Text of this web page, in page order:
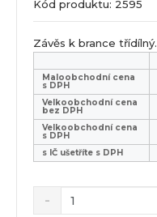
Kód produktu: 2595
Závěs k brance třídílný.
Maloobchodní cena
s DPH
Velkoobchodní cena
bez DPH
Velkoobchodní cena
s DPH
s IČ ušetříte s DPH